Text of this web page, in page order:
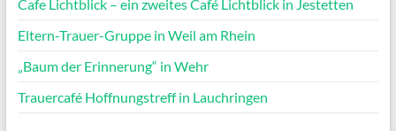
Cafe Lichtblick – ein zweites Café Lichtblick in Jestetten
Eltern-Trauer-Gruppe in Weil am Rhein
„Baum der Erinnerung“ in Wehr
Trauercafé Hoffnungstreff in Lauchringen